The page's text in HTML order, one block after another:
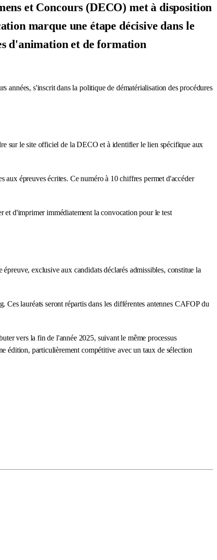
et Concours (DECO) met à disposition
marque une étape décisive dans le
d'animation et de formation
années, s'inscrit dans la politique de dématérialisation des procédures
sur le site officiel de la DECO et à identifier le lien spécifique aux
épreuves écrites. Ce numéro à 10 chiffres permet d'accéder
et d'imprimer immédiatement la convocation pour le test
exclusive aux candidats déclarés admissibles, constitue la
lauréats seront répartis dans les différentes antennes CAFOP du
vers la fin de l'année 2025, suivant le même processus
édition, particulièrement compétitive avec un taux de sélection